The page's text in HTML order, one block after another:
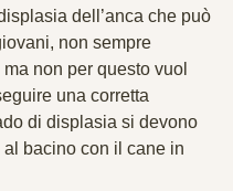
dell’anca che può
non sempre
non per questo vuol
una corretta
di displasia si devono
bacino con il cane in